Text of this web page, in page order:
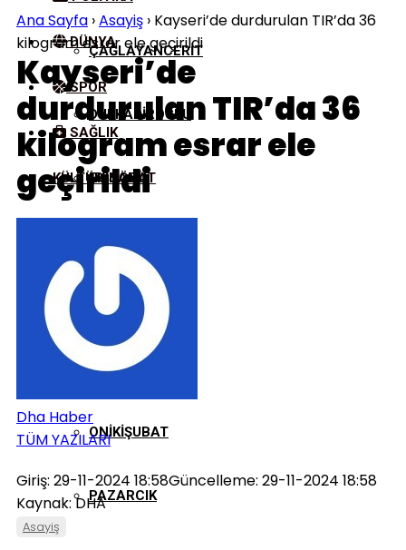
ÇAĞLAYANCERIT
DULKADIROĞLU
EKINÖZÜ
ELBISTAN
GÖKSUN
NURHAK
ONIKIŞUBAT
PAZARCIK
DÜNYA
SPOR
SAĞLIK
KÜLTÜR/SANAT
Ana Sayfa ›Asayiş › Kayseri’de durdurulan TIR’da 36
kilogram esrar ele geçirildi
Kayseri’de
durdurulan TIR’da 36
kilogram esrar ele
geçirildi
Dha Haber
TÜM YAZILARI
Giriş: 29-11-2024 18:58Güncelleme: 29-11-2024 18:58
Kaynak: DHA
Asayiş